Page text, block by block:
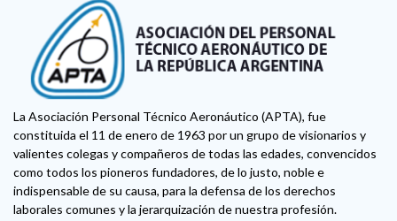
La Asociación Personal Técnico Aeronáutico (APTA), fue
constituida el 11 de enero de 1963 por un grupo de visionarios y
valientes colegas y compañeros de todas las edades, convencidos
como todos los pioneros fundadores, de lo justo, noble e
indispensable de su causa, para la defensa de los derechos
laborales comunes y la jerarquización de nuestra profesión.